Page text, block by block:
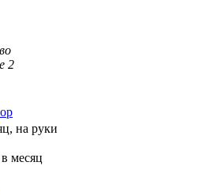
2
на руки
месяц